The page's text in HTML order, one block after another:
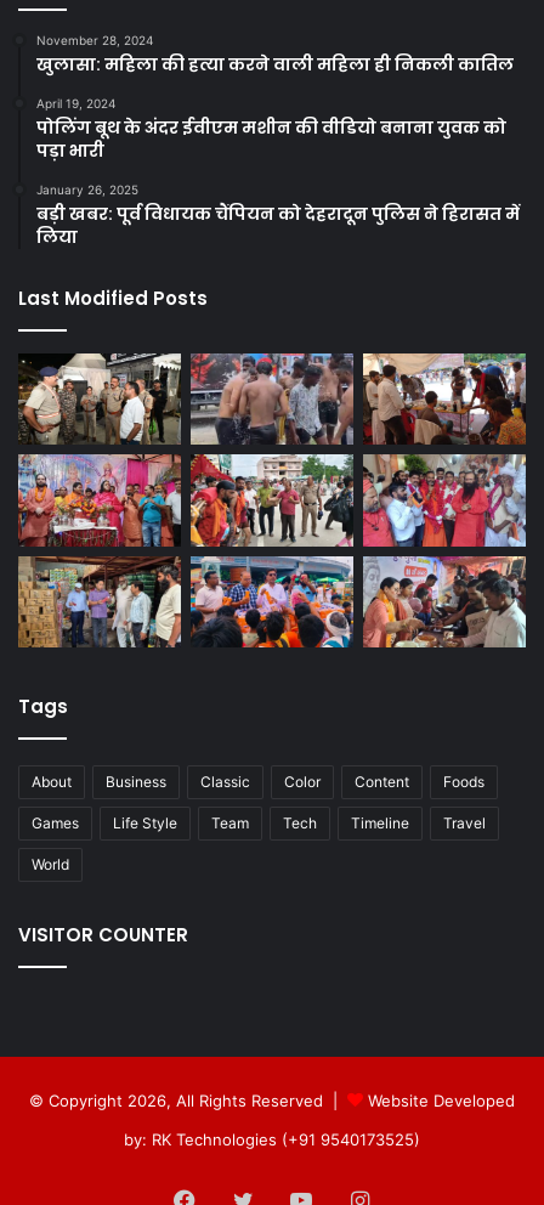
November 28, 2024
खुलासा: महिला की हत्या करने वाली महिला ही निकली कातिल
April 19, 2024
पोलिंग बूथ के अंदर ईवीएम मशीन की वीडियो बनाना युवक को
पड़ा भारी
January 26, 2025
बड़ी खबर: पूर्व विधायक चैंपियन को देहरादून पुलिस ने हिरासत में
लिया
Last Modified Posts
Tags
About Business Classic Color Content Foods
Games Life Style Team Tech Timeline Travel
World
VISITOR COUNTER
© Copyright 2026, All Rights Reserved |
Website Developed
by: RK Technologies (+91 9540173525)
Facebook
TwitterYouTubeInstagram